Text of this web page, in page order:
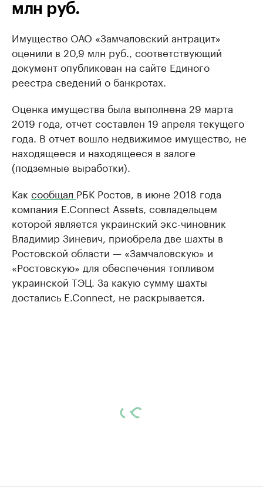
млн руб.
Имущество ОАО «Замчаловский антрацит»
оценили в 20,9 млн руб., соответствующий
документ опубликован на сайте Единого
реестра сведений о банкротах.
Оценка имущества была выполнена 29 марта
2019 года, отчет составлен 19 апреля текущего
года. В отчет вошло недвижимое имущество, не
находящееся и находящееся в залоге
(подземные выработки).
Как сообщал РБК Ростов, в июне 2018 года
компания E.Connect Assets, совладельцем
которой является украинский экс-чиновник
Владимир Зиневич, приобрела две шахты в
Ростовской области — «Замчаловскую» и
«Ростовскую» для обеспечения топливом
украинской ТЭЦ. За какую сумму шахты
достались E.Connect, не раскрывается.